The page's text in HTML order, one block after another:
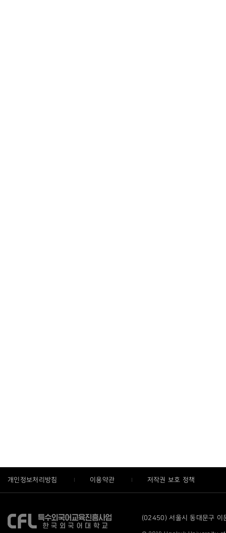
개인정보처리방침 이용약관 저작권 보호 정책
(02450) 서울시 동대문구